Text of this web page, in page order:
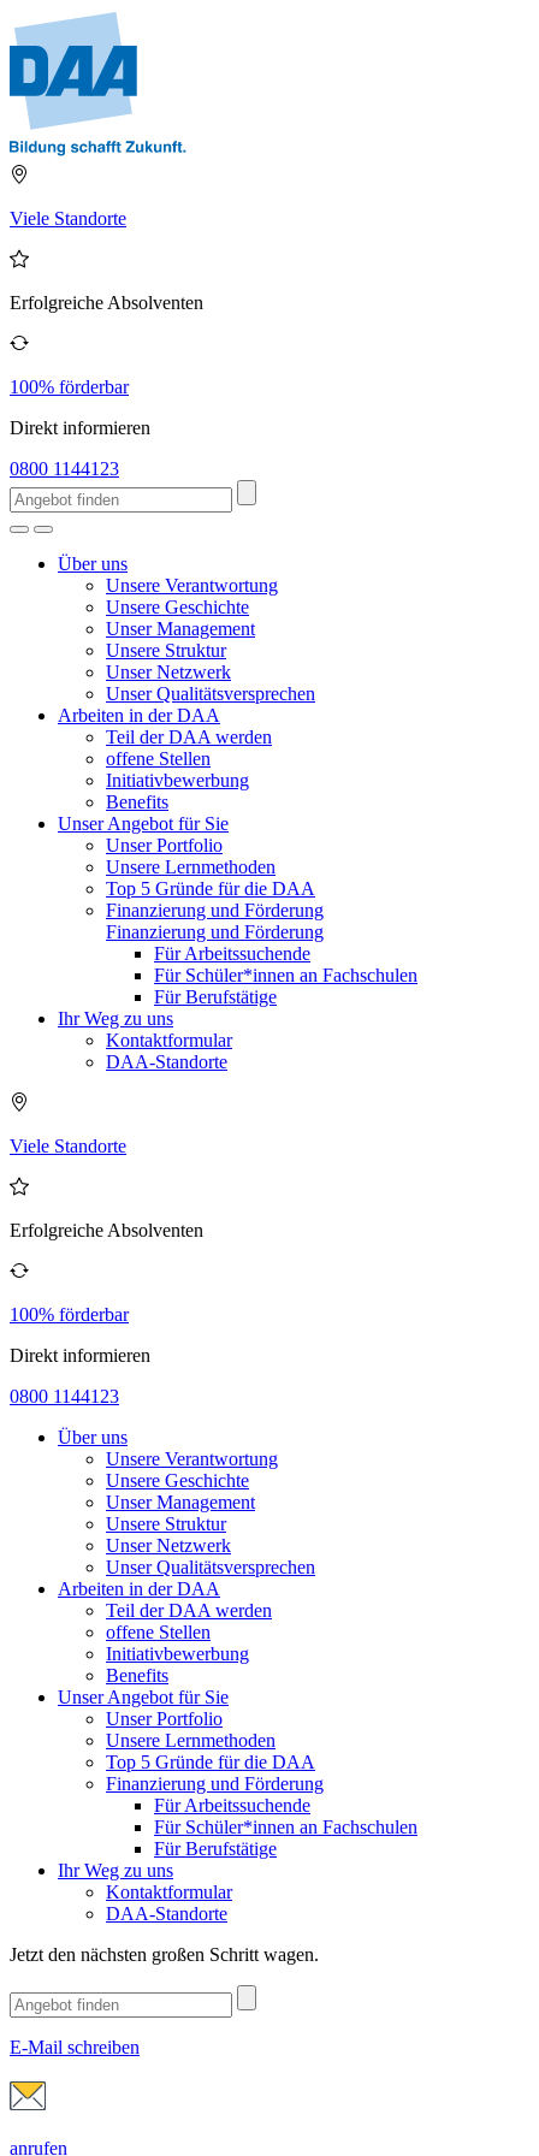
Viele Standorte
Erfolgreiche Absolventen
100% förderbar
Direkt informieren
0800 1144123
Über uns
Unsere Verantwortung
Unsere Geschichte
Unser Management
Unsere Struktur
Unser Netzwerk
Unser Qualitätsversprechen
Arbeiten in der DAA
Teil der DAA werden
offene Stellen
Initiativbewerbung
Benefits
Unser Angebot für Sie
Unser Portfolio
Unsere Lernmethoden
Top 5 Gründe für die DAA
Finanzierung und Förderung
Finanzierung und Förderung
Für Arbeitssuchende
Für Schüler*innen an Fachschulen
Für Berufstätige
Ihr Weg zu uns
Kontaktformular
DAA-Standorte
Viele Standorte
Erfolgreiche Absolventen
100% förderbar
Direkt informieren
0800 1144123
Über uns
Unsere Verantwortung
Unsere Geschichte
Unser Management
Unsere Struktur
Unser Netzwerk
Unser Qualitätsversprechen
Arbeiten in der DAA
Teil der DAA werden
offene Stellen
Initiativbewerbung
Benefits
Unser Angebot für Sie
Unser Portfolio
Unsere Lernmethoden
Top 5 Gründe für die DAA
Finanzierung und Förderung
Für Arbeitssuchende
Für Schüler*innen an Fachschulen
Für Berufstätige
Ihr Weg zu uns
Kontaktformular
DAA-Standorte
Jetzt den nächsten großen Schritt wagen.
E-Mail schreiben
anrufen